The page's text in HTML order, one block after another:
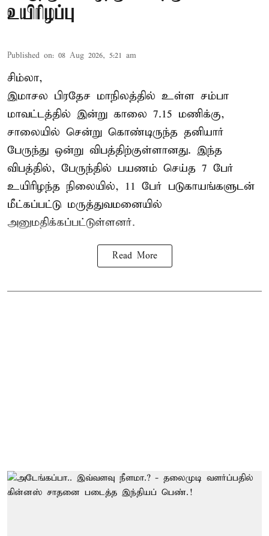
உயிரிழப்பு
Published on: 08 Aug 2026, 5:21 am
சிம்லா,
இமாசல பிரதேச மாநிலத்தில் உள்ள சம்பா
மாவட்டத்தில் இன்று காலை 7.15 மணிக்கு,
சாலையில் சென்று கொண்டிருந்த தனியார்
பேருந்து ஒன்று விபத்திற்குள்ளானது. இந்த
விபத்தில், பேருந்தில் பயணம் செய்த 7 பேர்
உயிரிழந்த நிலையில், 11 பேர் படுகாயங்களுடன்
மீட்கப்பட்டு மருத்துவமனையில்
அனுமதிக்கப்பட்டுள்ளனர்.
Read More